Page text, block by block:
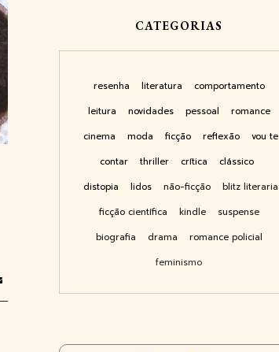
CATEGORIAS
resenha literatura
comportamento
leitura
novidades pessoal
romance
cinema
moda ficção reflexão
vou te
contar
thriller crítica
clássico
distopia
lidos não-ficção
blitz literaria
ficção científica
kindle
suspense
biografia
drama
romance policial
feminismo